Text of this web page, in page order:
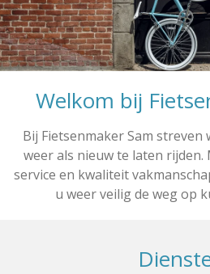
Welkom bij
Bij Fietsenmaker Sam streven
weer als nieuw te laten
service en kwaliteit
u weer veilig de weg op